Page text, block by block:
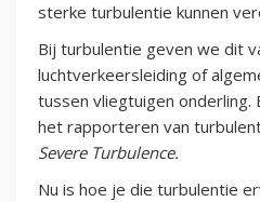
sterke turbulentie kunnen
Bij turbulentie geven we dit
luchtverkeersleiding of
tussen vliegtuigen onderling.
het rapporteren van
Severe Turbulence.
Nu is hoe je die turbulentie